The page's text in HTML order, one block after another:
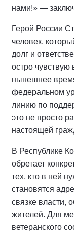
нами!» —
Герой России
человек,
долг и
остро чувствую
нынешнее
федеральном
линию по
это не просто
настоящей
В Республике
обретает
тех, кто в ней
становятся
связке власти,
жителей. Для
ветеранского